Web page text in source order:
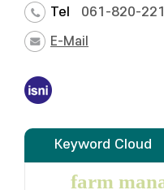
Tel
061-820-
E-Mail
Keyword Cloud
farm